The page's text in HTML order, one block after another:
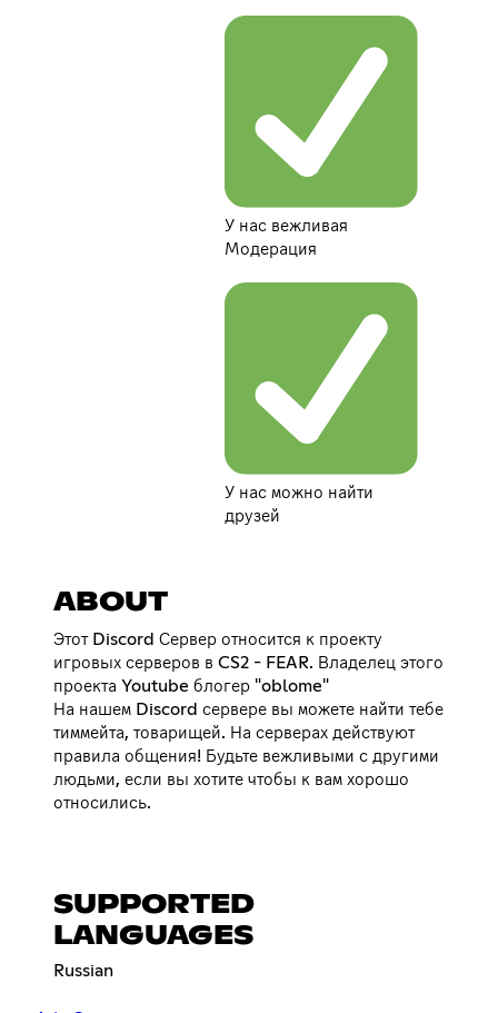
У нас вежливая
Модерация
У нас можно найти
друзей
ABOUT
Этот Discord Сервер относится к проекту
игровых серверов в CS2 - FEAR. Владелец этого
проекта Youtube блогер "oblome"
На нашем Discord сервере вы можете найти тебе
тиммейта, товарищей. На серверах действуют
правила общения! Будьте вежливыми с другими
людьми, если вы хотите чтобы к вам хорошо
относились.
SUPPORTED
LANGUAGES
Russian